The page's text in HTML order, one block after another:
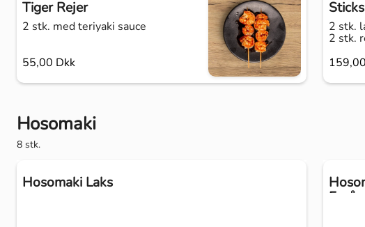
Tiger Rejer
2 stk. med teriyaki sauce
55,00 Dkk
2 stk.
2 stk.
Hosomaki
8 stk.
Hosomaki Laks